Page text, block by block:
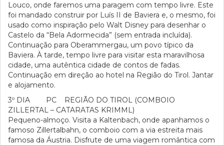
Louco, onde faremos uma paragem com tempo livre. Este
foi mandado construir por Luís II de Baviera e, o mesmo, foi
usado como inspiração pelo Walt Disney para desenhar o
Castelo da “Bela Adormecida” (sem entrada incluída).
Continuação para Oberammergau, um povo típico da
Baviera. À tarde, tempo livre para visitar esta maravilhosa
cidade, uma autêntica cidade de contos de fadas.
Continuação em direção ao hotel na Região do Tirol. Jantar
e alojamento.
3º DIA PC REGIÃO DO TIROL (COMBOIO
ZILLERTAL – CATARATAS KRIMML)
Pequeno-almoço. Visita a Kaltenbach, onde apanhamos o
famoso Zillertalbahn, o comboio com a via estreita mais
famosa da Áustria. Disfrute de uma viagem romântica com